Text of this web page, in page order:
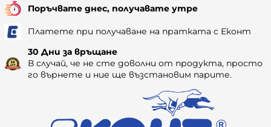
Поръчвате днес, получавате утре
Платете при получаване на пратката с Еконт
30 Дни за връщане
В случай, че не сте доволни от продукта, просто
го върнете и ние ще възстановим парите.